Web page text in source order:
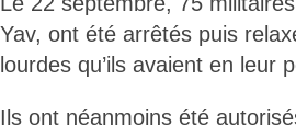
Yav, ont été arrêtés puis
lourdes qu’ils avaient en leur
Ils ont néanmoins été